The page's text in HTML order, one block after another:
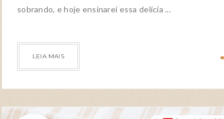
sobrando, e hoje ensinarei essa delícia ...
LEIA MAIS
2026